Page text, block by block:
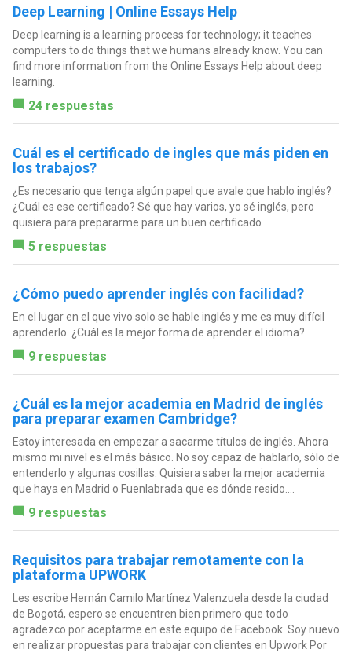
Deep Learning | Online Essays Help
Deep learning is a learning process for technology; it teaches
computers to do things that we humans already know. You can
find more information from the Online Essays Help about deep
learning.
24 respuestas
Cuál es el certificado de ingles que más piden en
los trabajos?
¿Es necesario que tenga algún papel que avale que hablo inglés?
¿Cuál es ese certificado? Sé que hay varios, yo sé inglés, pero
quisiera para prepararme para un buen certificado
5 respuestas
¿Cómo puedo aprender inglés con facilidad?
En el lugar en el que vivo solo se hable inglés y me es muy difícil
aprenderlo. ¿Cuál es la mejor forma de aprender el idioma?
9 respuestas
¿Cuál es la mejor academia en Madrid de inglés
para preparar examen Cambridge?
Estoy interesada en empezar a sacarme títulos de inglés. Ahora
mismo mi nivel es el más básico. No soy capaz de hablarlo, sólo de
entenderlo y algunas cosillas. Quisiera saber la mejor academia
que haya en Madrid o Fuenlabrada que es dónde resido....
9 respuestas
Requisitos para trabajar remotamente con la
plataforma UPWORK
Les escribe Hernán Camilo Martínez Valenzuela desde la ciudad
de Bogotá, espero se encuentren bien primero que todo
agradezco por aceptarme en este equipo de Facebook. Soy nuevo
en realizar propuestas para trabajar con clientes en Upwork Por